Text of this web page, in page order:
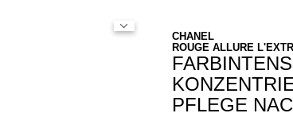
CHANEL
ROUGE ALLURE
PFLEGE